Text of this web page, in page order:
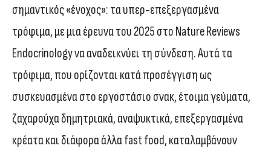
σημαντικός «ένοχος»: τα υπερ-επεξεργασμένα
τρόφιμα, με μια έρευνα του 2025 στο Nature Reviews
Endocrinology να αναδεικνύει τη σύνδεση. Αυτά τα
τρόφιμα, που ορίζονται κατά προσέγγιση ως
συσκευασμένα στο εργοστάσιο σνακ, έτοιμα γεύματα,
ζαχαρούχα δημητριακά, αναψυκτικά, επεξεργασμένα
κρέατα και διάφορα άλλα fast food, καταλαμβάνουν